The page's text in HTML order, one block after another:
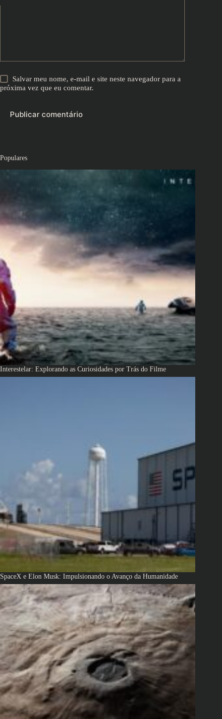
Salvar meu nome, e-mail e site neste navegador para a
próxima vez que eu comentar.
Publicar comentário
Populares
Interestelar: Explorando as Curiosidades por Trás do Filme
SpaceX e Elon Musk: Impulsionando o Avanço da Humanidade